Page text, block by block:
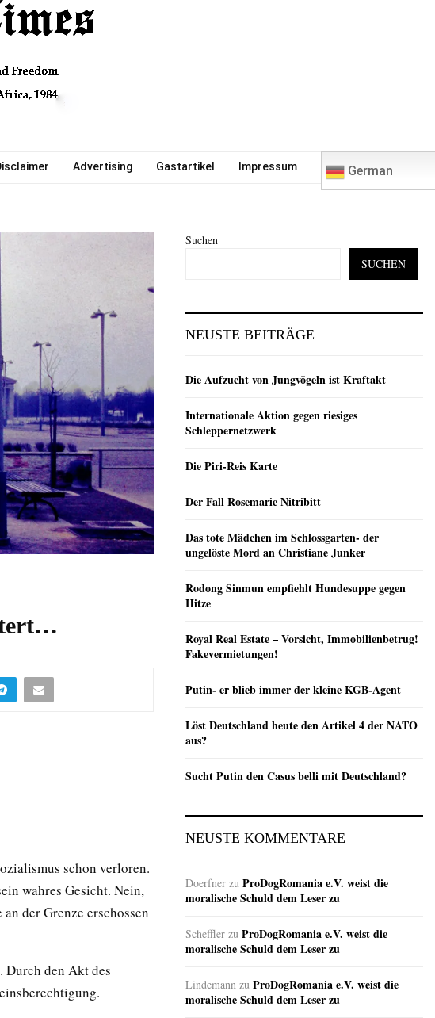
Advertising Gastartikel Impressum German
schon verloren.
wahres Gesicht. Nein,
der Grenze erschossen
Durch den Akt des
Suchen
SUCHEN
NEUSTE BEITRÄGE
Die Aufzucht von Jungvögeln ist Kraftakt
Internationale Aktion gegen riesiges
Schleppernetzwerk
Die Piri-Reis Karte
Der Fall Rosemarie Nitribitt
Das tote Mädchen im Schlossgarten- der
ungelöste Mord an Christiane Junker
Rodong Sinmun empfiehlt Hundesuppe gegen
Hitze
Royal Real Estate – Vorsicht, Immobilienbetrug!
Fakevermietungen!
Putin- er blieb immer der kleine KGB-Agent
Löst Deutschland heute den Artikel 4 der NATO
aus?
Sucht Putin den Casus belli mit Deutschland?
NEUSTE KOMMENTARE
Doerfner zu ProDogRomania e.V. weist die
moralische Schuld dem Leser zu
Scheffler zu ProDogRomania e.V. weist die
moralische Schuld dem Leser zu
Lindemann zu ProDogRomania e.V. weist die
moralische Schuld dem Leser zu